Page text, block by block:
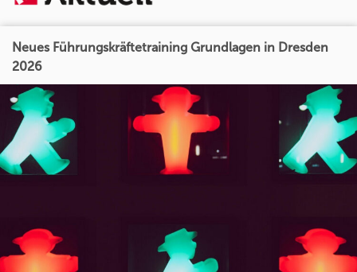
Neues Führungskräftetraining Grundlagen in Dresden
2026